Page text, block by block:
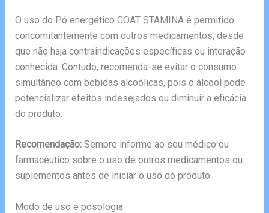
O uso do Pó energético GOAT STAMINA é permitido
concomitantemente com outros medicamentos, desde
que não haja contraindicações específicas ou interação
conhecida. Contudo, recomenda-se evitar o consumo
simultâneo com bebidas alcoólicas, pois o álcool pode
potencializar efeitos indesejados ou diminuir a eficácia
do produto.
Recomendação:Sempre informe ao seu médico ou
farmacêutico sobre o uso de outros medicamentos ou
suplementos antes de iniciar o uso do produto.
Modo de uso e posologia